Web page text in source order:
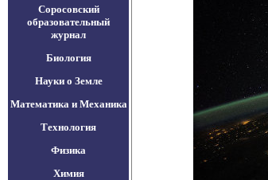
Соросовский
образовательный
журнал
Биология
Науки о Земле
Математика и Механика
Технология
Физика
Химия